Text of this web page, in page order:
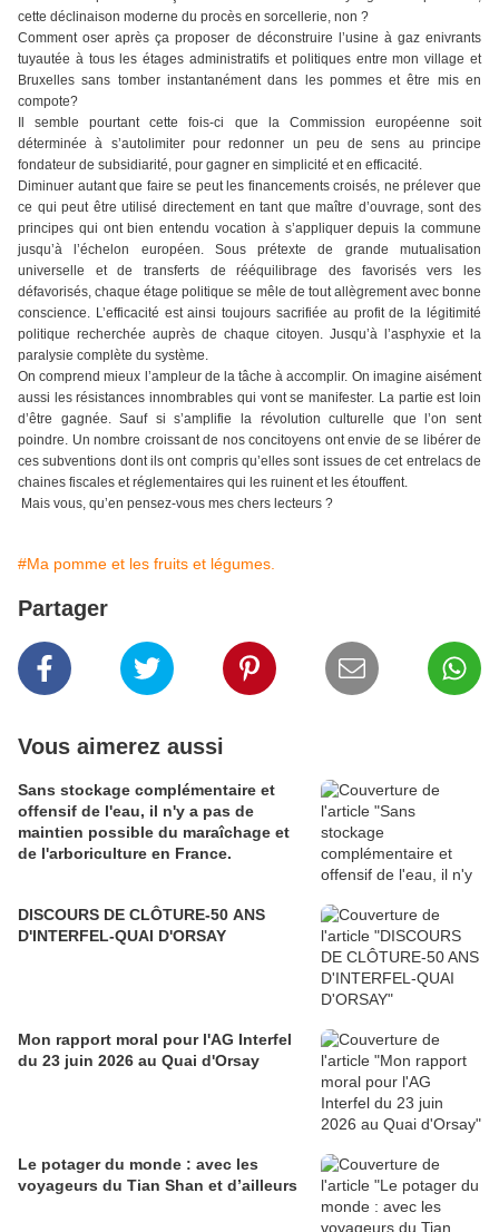
cette déclinaison moderne du procès en sorcellerie, non ?
Comment oser après ça proposer de déconstruire l’usine à gaz enivrants
tuyautée à tous les étages administratifs et politiques entre mon village et
Bruxelles sans tomber instantanément dans les pommes et être mis en
compote?
Il semble pourtant cette fois-ci que la Commission européenne soit
déterminée à s’autolimiter pour redonner un peu de sens au principe
fondateur de subsidiarité, pour gagner en simplicité et en efficacité.
Diminuer autant que faire se peut les financements croisés, ne prélever que
ce qui peut être utilisé directement en tant que maître d’ouvrage, sont des
principes qui ont bien entendu vocation à s’appliquer depuis la commune
jusqu’à l’échelon européen. Sous prétexte de grande mutualisation
universelle et de transferts de rééquilibrage des favorisés vers les
défavorisés, chaque étage politique se mêle de tout allègrement avec bonne
conscience. L’efficacité est ainsi toujours sacrifiée au profit de la légitimité
politique recherchée auprès de chaque citoyen. Jusqu’à l’asphyxie et la
paralysie complète du système.
On comprend mieux l’ampleur de la tâche à accomplir. On imagine aisément
aussi les résistances innombrables qui vont se manifester. La partie est loin
d’être gagnée. Sauf si s’amplifie la révolution culturelle que l’on sent
poindre. Un nombre croissant de nos concitoyens ont envie de se libérer de
ces subventions dont ils ont compris qu’elles sont issues de cet entrelacs de
chaines fiscales et réglementaires qui les ruinent et les étouffent.
Mais vous, qu’en pensez-vous mes chers lecteurs ?
#Ma pomme et les fruits et légumes.
Partager
Vous aimerez aussi
Sans stockage complémentaire et
offensif de l'eau, il n'y a pas de
maintien possible du maraîchage et
de l'arboriculture en France.
DISCOURS DE CLÔTURE-50 ANS
D'INTERFEL-QUAI D'ORSAY
Mon rapport moral pour l'AG Interfel
du 23 juin 2026 au Quai d'Orsay
Le potager du monde : avec les
voyageurs du Tian Shan et d’ailleurs